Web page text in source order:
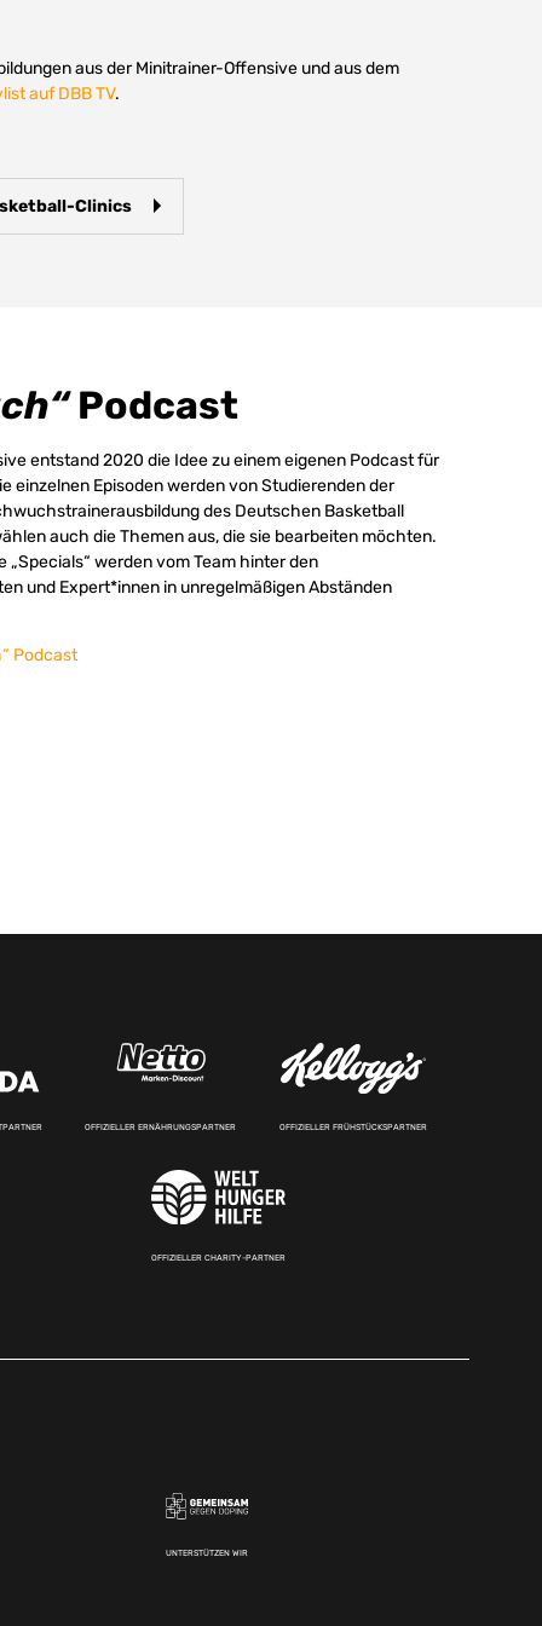
aus der Minitrainer-Offensive und aus dem
auf DBB TV.
Clinics
Podcast
entstand 2020 die Idee zu einem eigenen Podcast für
einzelnen Episoden werden von Studierenden der
des Deutschen Basketball
auch die Themen aus, die sie bearbeiten möchten.
„Specials“ werden vom Team hinter den
und Expert*innen in unregelmäßigen Abständen
Podcast
OFFIZIELLER ERNÄHRUNGSPARTNER OFFIZIELLER FRÜHSTÜCKSPARTNER
OFFIZIELLER CHARITY-PARTNER
UNTERSTÜTZEN WIR